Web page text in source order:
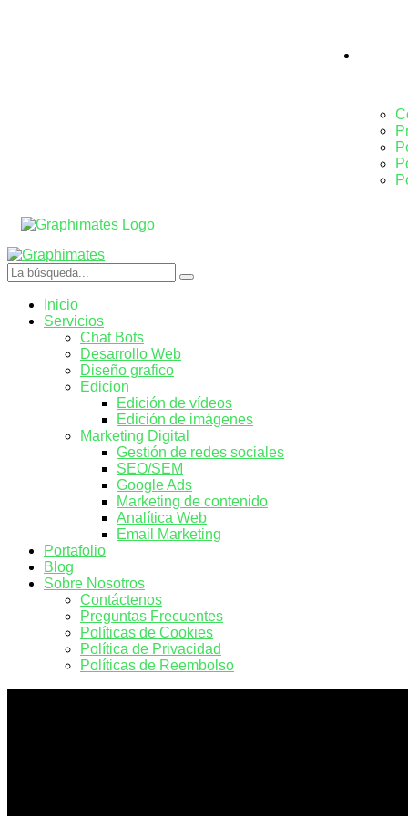
Inicio
Servicios
Chat Bots
Desarrollo Web
Diseño grafico
Edicion
Edición de vídeos
Edición de imágenes
Marketing Digital
Gestión de redes sociales
SEO/SEM
Google Ads
Marketing de contenido
Analítica Web
Email Marketing
Portafolio
Blog
Sobre Nosotros
Contáctenos
Preguntas Frecuentes
Políticas de Cookies
Política de Privacidad
Políticas de Reembolso